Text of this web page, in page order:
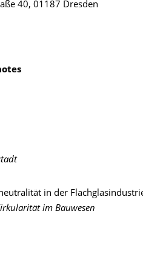
40, 01187 Dresden
in der
im Bauwesen